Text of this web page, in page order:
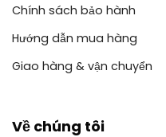
Chính sách bảo hành
Hướng dẫn mua hàng
Giao hàng & vận chuyển
Về chúng tôi